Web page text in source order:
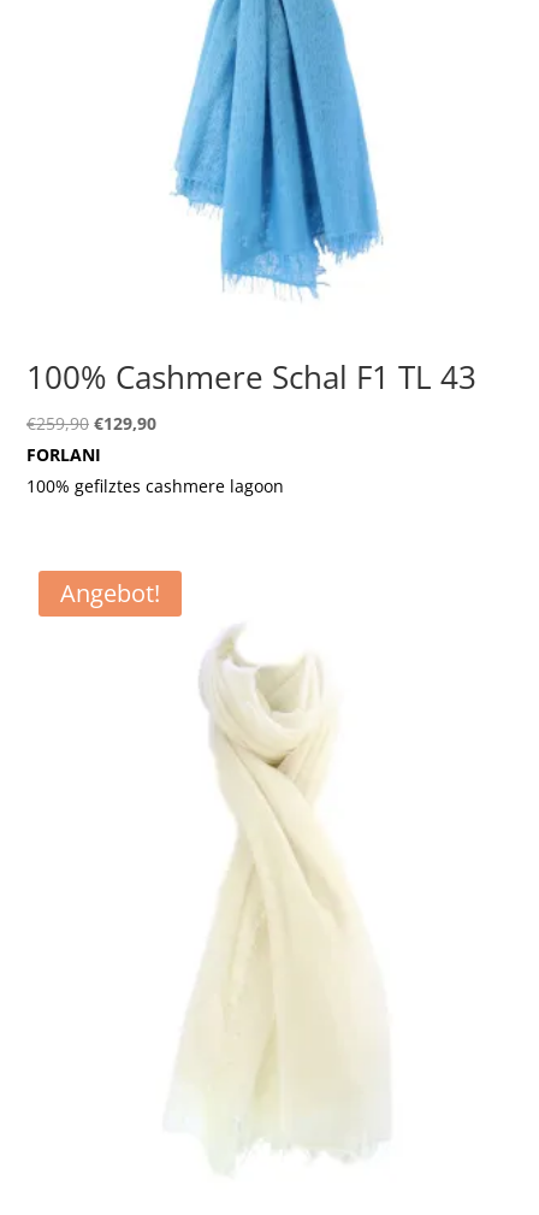
100% Cashmere Schal F1 TL 43
€259,90 Ursprünglicher
Preis
war:
€129,90Aktueller
ist:
FORLANI
100% gefilztes cashmere lagoon
Angebot!